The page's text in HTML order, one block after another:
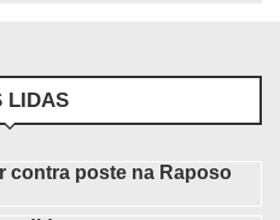
LIDAS
contra poste na Raposo